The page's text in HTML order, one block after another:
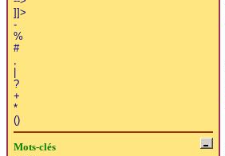
]]>
-
%
#
?
+
*
()
Mots-clés